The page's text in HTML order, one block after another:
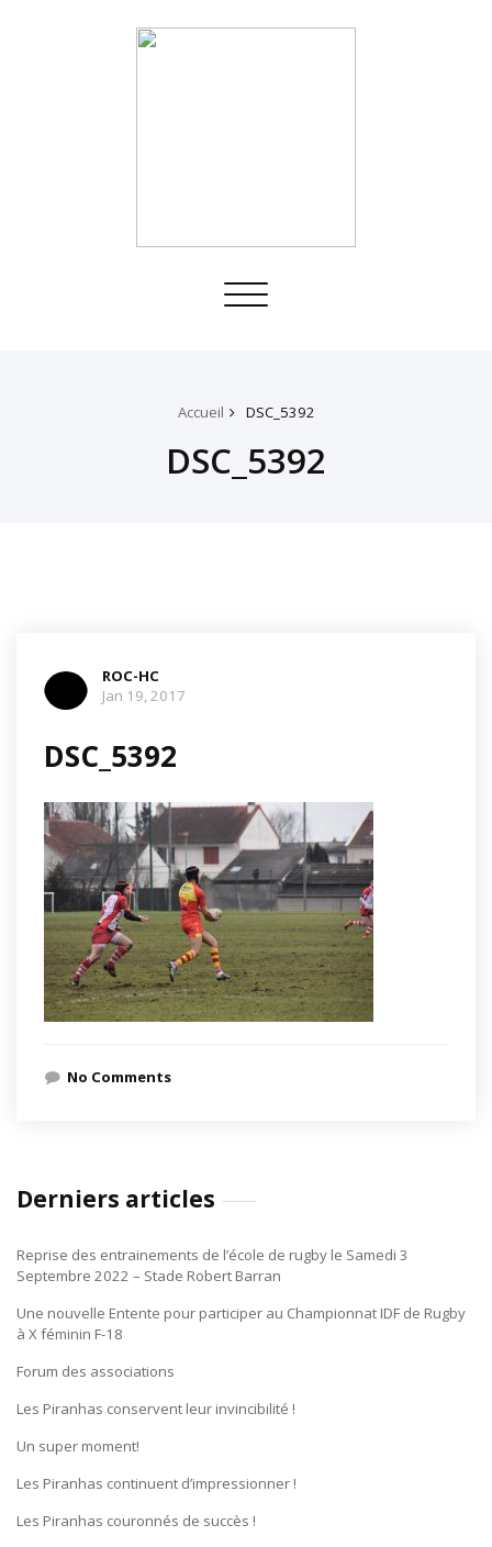
Toggle
Accueil DSC_5392
DSC_5392
ROC-HC
Jan 19, 2017
DSC_5392
No Comments
Derniers articles
Reprise des entrainements de l’école de rugby le Samedi 3
Septembre 2022 – Stade Robert Barran
Une nouvelle Entente pour participer au Championnat IDF de Rugby
à X féminin F-18
Forum des associations
Les Piranhas conservent leur invincibilité !
Un super moment!
Les Piranhas continuent d’impressionner !
Les Piranhas couronnés de succès !